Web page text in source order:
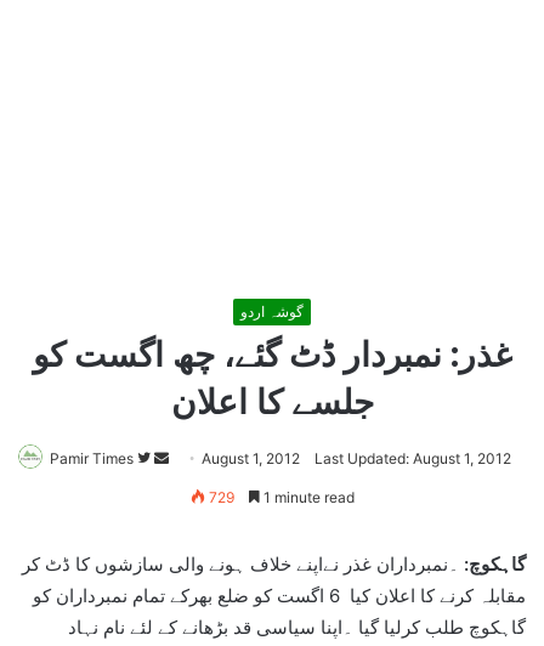
گوشہ اردو
غذر: نمبردار ڈٹ گئے، چھ اگست کو
جلسے کا اعلان
Pamir Times
Follow
SendAugust 1, 2012 Last Updated: August 1, 2012
729 1 minute read
گاہکوچ: ۔نمبرداران غذر نےاپنے خلاف ہونے والی سازشوں کا ڈٹ کر
مقابلہ کرنے کا اعلان کیا 6 اگست کو ضلع بھرکے تمام نمبرداران کو
گاہکوچ طلب کرلیا گیا ۔اپنا سیاسی قد بڑھانے کے لئے نام نہاد